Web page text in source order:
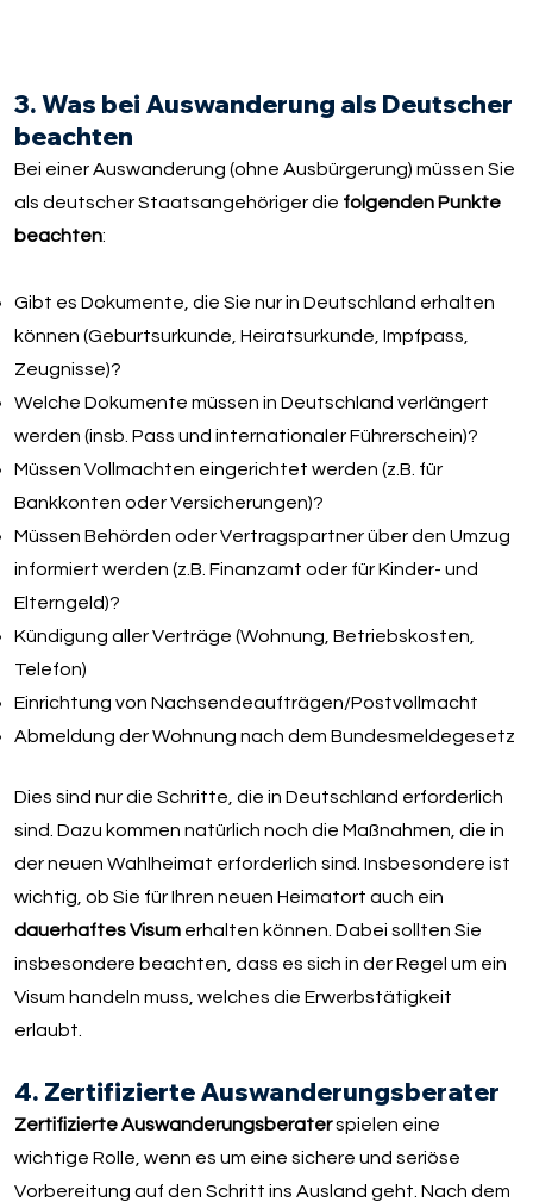
3. Was bei Auswanderung als Deutscher
beachten
Bei einer Auswanderung (ohne Ausbürgerung) müssen Sie
als deutscher Staatsangehöriger die folgenden Punkte
beachten:
Gibt es Dokumente, die Sie nur in Deutschland erhalten
können (Geburtsurkunde, Heiratsurkunde, Impfpass,
Zeugnisse)?
Welche Dokumente müssen in Deutschland verlängert
werden (insb. Pass und internationaler Führerschein)?
Müssen Vollmachten eingerichtet werden (z.B. für
Bankkonten oder Versicherungen)?
Müssen Behörden oder Vertragspartner über den Umzug
informiert werden (z.B. Finanzamt oder für Kinder- und
Elterngeld)?
Kündigung aller Verträge (Wohnung, Betriebskosten,
Telefon)
Einrichtung von Nachsendeaufträgen/Postvollmacht
Abmeldung der Wohnung nach dem Bundesmeldegesetz
Dies sind nur die Schritte, die in Deutschland erforderlich
sind. Dazu kommen natürlich noch die Maßnahmen, die in
der neuen Wahlheimat erforderlich sind. Insbesondere ist
wichtig, ob Sie für Ihren neuen Heimatort auch ein
dauerhaftes Visumerhalten können. Dabei sollten Sie
insbesondere beachten, dass es sich in der Regel um ein
Visum handeln muss, welches die Erwerbstätigkeit
erlaubt.
4. Zertifizierte Auswanderungsberater
Zertifizierte Auswanderungsberaterspielen eine
wichtige Rolle, wenn es um eine sichere und seriöse
Vorbereitung auf den Schritt ins Ausland geht. Nach dem